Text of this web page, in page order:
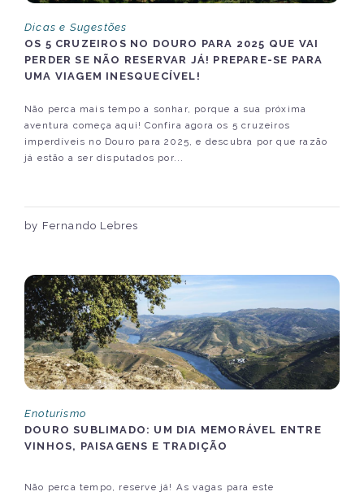
Dicas e Sugestões
OS 5 CRUZEIROS NO DOURO PARA 2025 QUE VAI
PERDER SE NÃO RESERVAR JÁ! PREPARE-SE PARA
UMA VIAGEM INESQUECÍVEL!
Não perca mais tempo a sonhar, porque a sua próxima
aventura começa aqui! Confira agora os 5 cruzeiros
imperdíveis no Douro para 2025, e descubra por que razão
já estão a ser disputados por...
by Fernando Lebres
Enoturismo
DOURO SUBLIMADO: UM DIA MEMORÁVEL ENTRE
VINHOS, PAISAGENS E TRADIÇÃO
Não perca tempo, reserve já! As vagas para este